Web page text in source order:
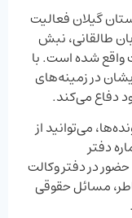
گیلان فعالیت
طالقانی، نبش
۲، دفتر وکالت واقع شده است. با
در زمینه‌های
دفاع می‌کند.
می‌توانید از
یا شماره دفتر
حضور در دفتر وکالت
مسائل حقوقی